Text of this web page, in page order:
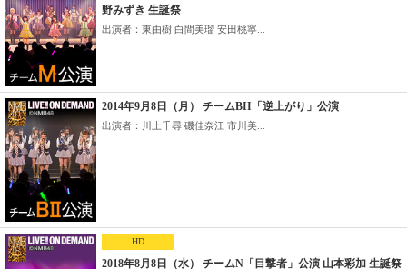
野みずき 生誕祭
出演者：東由樹 白間美瑠 安田桃寧...
2014年9月8日（月） チームBII「逆上がり」公演
出演者：川上千尋 磯佳奈江 市川美...
HD
2018年8月8日（水） チームN「目撃者」公演 山本彩加 生誕祭